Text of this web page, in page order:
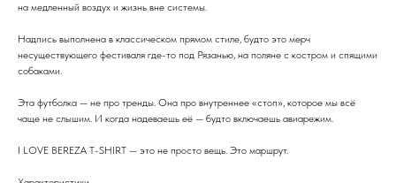
на медленный воздух и жизнь вне системы.
Надпись выполнена в классическом прямом стиле, будто это мерч
несуществующего фестиваля где-то под Рязанью, на поляне с костром и спящими
собаками.
Эта футболка — не про тренды. Она про внутреннее «стоп», которое мы всё
чаще не слышим. И когда надеваешь её — будто включаешь авиарежим.
I LOVE BEREZA T-SHIRT — это не просто вещь. Это маршрут.